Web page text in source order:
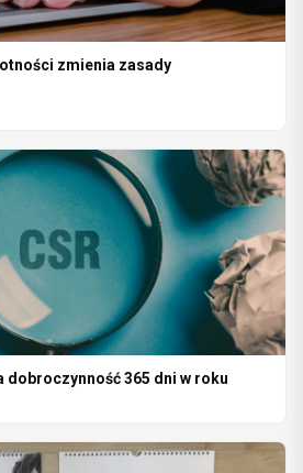
zmienia zasady
dobroczynność 365 dni w roku